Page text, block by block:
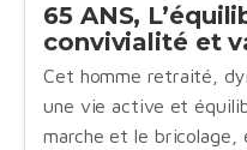
65 ANS,
convivialité et
Cet homme retraité,
une vie active et
marche et le